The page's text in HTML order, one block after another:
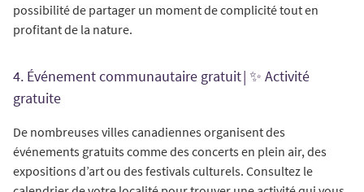
possibilité de partager un moment de complicité tout en
profitant de la nature.
4. Événement communautaire gratuit | ✨ Activité
gratuite
De nombreuses villes canadiennes organisent des
événements gratuits comme des concerts en plein air, des
expositions d’art ou des festivals culturels. Consultez le